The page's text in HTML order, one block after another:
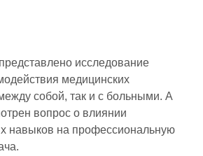
исследование
медицинских
собой, так и с больными. А
вопрос о влиянии
навыков на профессиональную